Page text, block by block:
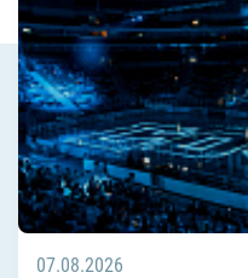
07.08.2026